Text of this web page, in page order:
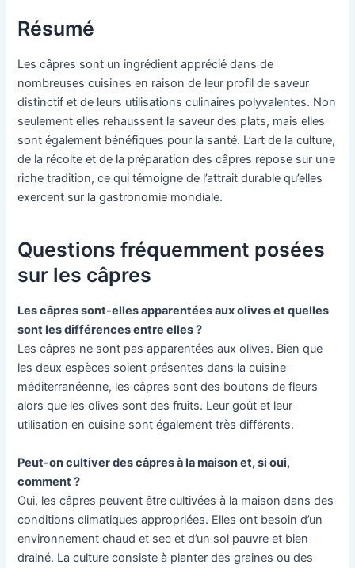
Résumé
Les câpres sont un ingrédient apprécié dans de
nombreuses cuisines en raison de leur profil de saveur
distinctif et de leurs utilisations culinaires polyvalentes. Non
seulement elles rehaussent la saveur des plats, mais elles
sont également bénéfiques pour la santé. L’art de la culture,
de la récolte et de la préparation des câpres repose sur une
riche tradition, ce qui témoigne de l’attrait durable qu’elles
exercent sur la gastronomie mondiale.
Questions fréquemment posées
sur les câpres
Les câpres sont-elles apparentées aux olives et quelles
sont les différences entre elles ?
Les câpres ne sont pas apparentées aux olives. Bien que
les deux espèces soient présentes dans la cuisine
méditerranéenne, les câpres sont des boutons de fleurs
alors que les olives sont des fruits. Leur goût et leur
utilisation en cuisine sont également très différents.
Peut-on cultiver des câpres à la maison et, si oui,
comment ?
Oui, les câpres peuvent être cultivées à la maison dans des
conditions climatiques appropriées. Elles ont besoin d’un
environnement chaud et sec et d’un sol pauvre et bien
drainé. La culture consiste à planter des graines ou des